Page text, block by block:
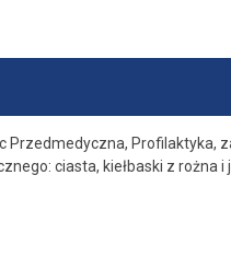
Przedmedyczna, Profilaktyka,
ciasta, kiełbaski z rożna